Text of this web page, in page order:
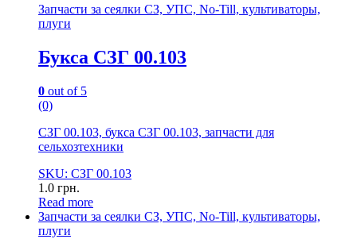
Запчасти за сеялки СЗ, УПС, No-Till, культиваторы,
плуги
Букса СЗГ 00.103
0 out of 5
(0)
СЗГ 00.103, букса СЗГ 00.103, запчасти для
сельхозтехники
SKU: СЗГ 00.103
1.0 грн.
Read more
Запчасти за сеялки СЗ, УПС, No-Till, культиваторы,
плуги